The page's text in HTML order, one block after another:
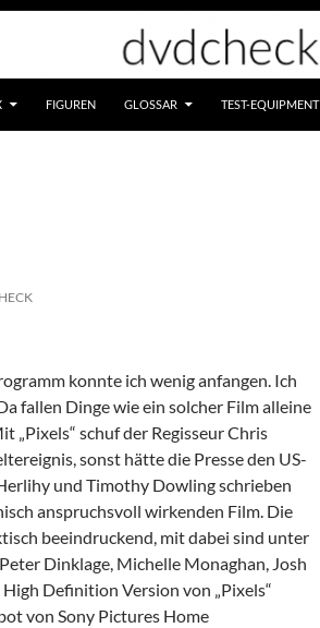
FIGUREN GLOSSAR TEST-EQUIPMENT
konnte ich wenig anfangen. Ich
fallen Dinge wie ein solcher Film alleine
„Pixels“ schuf der Regisseur Chris
sonst hätte die Presse den US-
und Timothy Dowling schrieben
anspruchsvoll wirkenden Film. Die
beeindruckend, mit dabei sind unter
Dinklage, Michelle Monaghan, Josh
High Definition Version von „Pixels“
von Sony Pictures Home